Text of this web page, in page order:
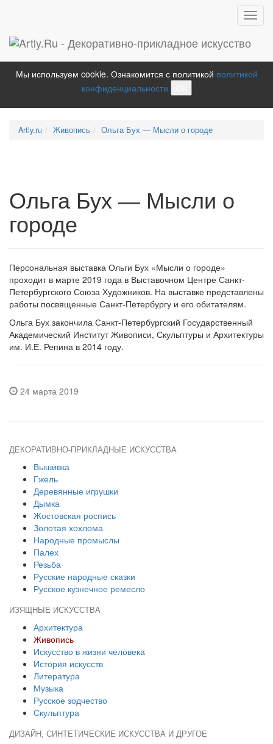
Мы используем cookie. Ознакомится с политикой политикой
конфиденциальности
Artly.ru Живопись Ольга Бух — Мысли о городе
Ольга Бух — Мысли о
городе
Персональная выставка Ольги Бух «Мысли о городе»
проходит в марте 2019 года в Выставочном Центре Санкт-
Петербургского Союза Художников. На выставке представлены
работы посвященные Санкт-Петербургу и его обитателям.
Ольга Бух закончила Санкт-Петербургский Государственный
Академический Институт Живописи, Скульптуры и Архитектуры
им. И.Е. Репина в 2014 году.
24 марта 2019
ДЕКОРАТИВНО-ПРИКЛАДНЫЕ ИСКУССТВА
Вышивка
Гжель
Деревянные игрушки
Дымка
Жостовская роспись
Золотая хохлома
Народные промыслы
Палех
Резьба
Русские народные сказки
Русское кузнечное ремесло
ИЗЯЩНЫЕ ИСКУССТВА
Архитектура
Живопись
Искусство в жизни человека
История искусств
Литература
Музыка
Русское зодчество
Скульптура
ДИЗАЙН, СИНТЕТИЧЕСКИЕ ИСКУССТВА И ДРУГОЕ